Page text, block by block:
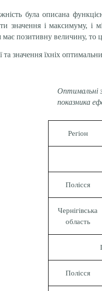
була описана
значення і максимуму, і
позитивну величину, то
та значення їхніх
Оптимальні
показника
Регіон
Полісся
Чернігівська
область
Полісся